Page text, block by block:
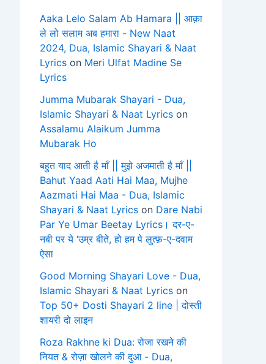
Aaka Lelo Salam Ab Hamara || आक़ा
ले लो सलाम अब हमारा - New Naat
2024, Dua, Islamic Shayari & Naat
Lyrics on Meri Ulfat Madine Se
Lyrics
Jumma Mubarak Shayari - Dua,
Islamic Shayari & Naat Lyrics on
Assalamu Alaikum Jumma
Mubarak Ho
बहुत याद आती है माँ || मुझे अजमाती है माँ ||
Bahut Yaad Aati Hai Maa, Mujhe
Aazmati Hai Maa - Dua, Islamic
Shayari & Naat Lyrics on Dare Nabi
Par Ye Umar Beetay Lyrics। दर-ए-
नबी पर ये ‘उम्र बीते, हो हम पे लुत्फ़-ए-दवाम
ऐसा
Good Morning Shayari Love - Dua,
Islamic Shayari & Naat Lyrics on
Top 50+ Dosti Shayari 2 line | दोस्ती
शायरी दो लाइन
Roza Rakhne ki Dua: रोजा रखने की
नियत & रोज़ा खोलने की दुआ - Dua,